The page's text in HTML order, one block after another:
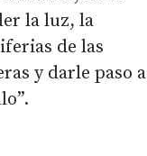
la luz, la
de las
y darle paso a